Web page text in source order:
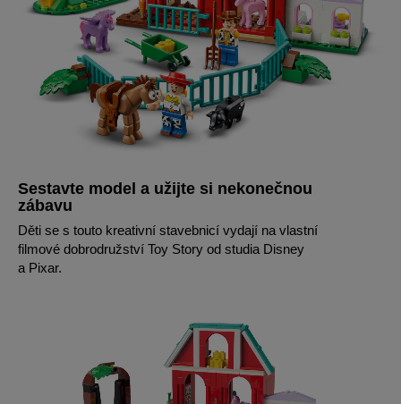
Sestavte model a užijte si nekonečnou
zábavu
Děti se s touto kreativní stavebnicí vydají na vlastní
filmové dobrodružství Toy Story od studia Disney
a Pixar.